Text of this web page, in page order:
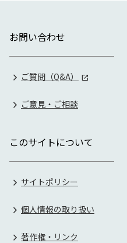
お問い合わせ
ご質問（Q&A）
ご意見・ご相談
このサイトについて
サイトポリシー
個人情報の取り扱い
著作権・リンク